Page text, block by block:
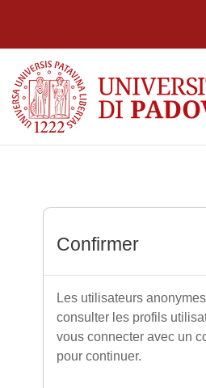
Confirmer
Les utilisateurs
consulter les profils
vous connecter avec un
pour continuer.